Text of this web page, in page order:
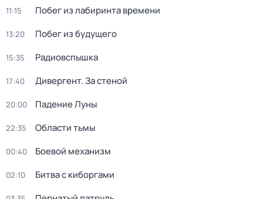
11:15 Пoбег из лабиринтa времени
13:20 Побег из будущего
15:35 Радиовспышка
17:40 Дивергент. За стеной
20:00 Падение Луны
22:35 Области тьмы
00:40 Боевой механизм
02:10 Битва с киборгами